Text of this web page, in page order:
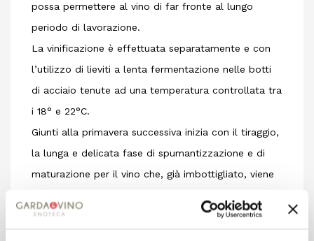
possa permettere al vino di far fronte al lungo
periodo di lavorazione.
La vinificazione è effettuata separatamente e con
l’utilizzo di lieviti a lenta fermentazione nelle botti
di acciaio tenute ad una temperatura controllata tra
i 18° e 22°C.
Giunti alla primavera successiva inizia con il tiraggio,
la lunga e delicata fase di spumantizzazione e di
maturazione per il vino che, già imbottigliato, viene
ambienti della cantina. La temperatura costante di